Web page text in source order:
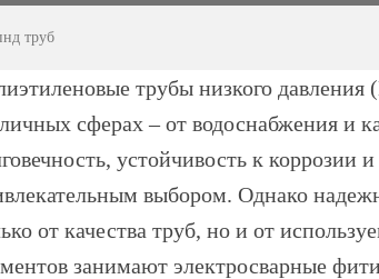
труб
трубы низкого
сферах – от водоснабжения и
устойчивость к
выбором. Однако
от качества труб, но и от
занимают электросварные